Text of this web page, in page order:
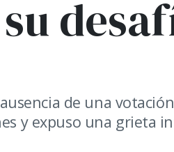
de una
y expuso una grieta